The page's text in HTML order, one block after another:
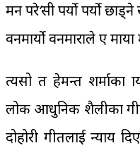
मन परे’सी पर्यो पर्यो
वनमार्यो वनमाराले ए
त्यसो त हेमन्त शर्माका
लोक आधुनिक शैलीका
दोहोरी गीतलाई न्याय